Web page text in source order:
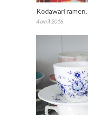
Kodawari
4 avril 2016